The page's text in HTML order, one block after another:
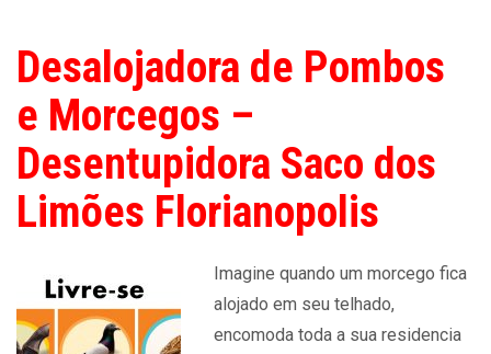
Desalojadora de Pombos
e Morcegos –
Desentupidora Saco dos
Limões Florianopolis
Imagine quando um morcego fica
alojado em seu telhado,
encomoda toda a sua residencia